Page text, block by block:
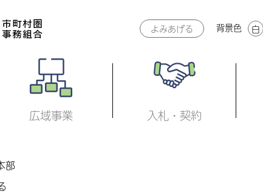
よみあげる 背景色 白
広域事業 入札・契約
部